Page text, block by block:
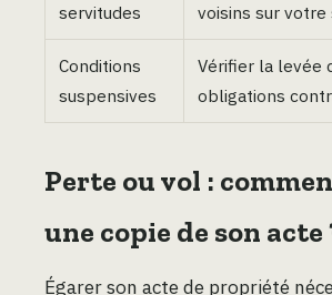
servitudes
voisins sur votre
Conditions
suspensives
Vérifier la levée
obligations
Perte ou vol :
une copie de son acte
Égarer son acte de propriété